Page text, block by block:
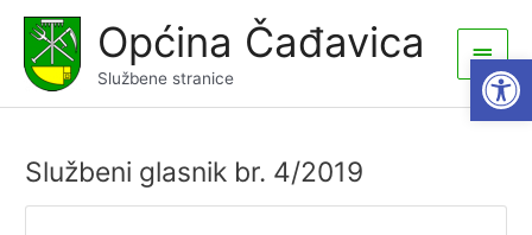
content
Općina Čađavica
Službene stranice
Main
Menu
Službeni glasnik br. 4/2019